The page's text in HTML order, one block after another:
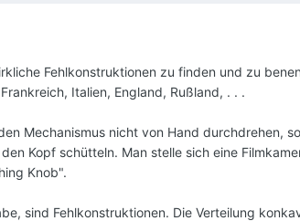
Fehlkonstruktionen zu finden und zu
Italien, England, Rußland, . . .
Mechanismus nicht von Hand durchdrehen,
Kopf schütteln. Man stelle sich eine
Knob".
sind Fehlkonstruktionen. Die Verteilung